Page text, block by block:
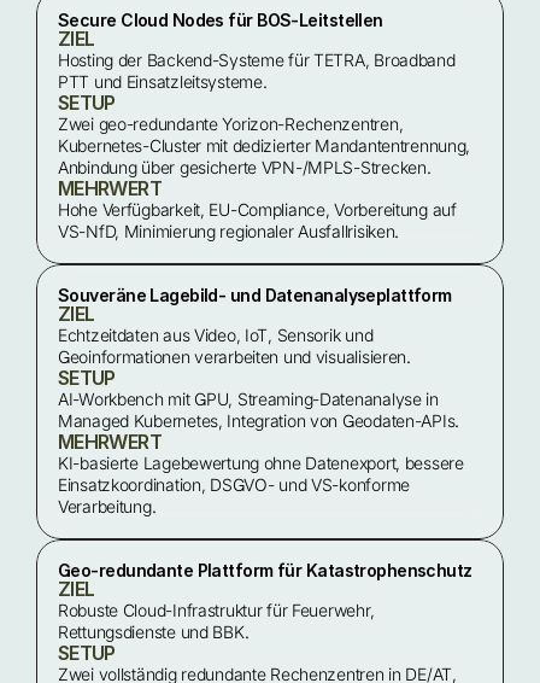
Secure Cloud Nodes für BOS-Leitstellen
ZIEL
SETUP
Hosting der Backend-Systeme für TETRA, Broadband
PTT und Einsatzleitsysteme.
MEHRWERT
Zwei geo-redundante Yorizon-Rechenzentren,
Kubernetes-Cluster mit dedizierter Mandantentrennung,
Anbindung über gesicherte VPN-/MPLS-Strecken.
Hohe Verfügbarkeit, EU-Compliance, Vorbereitung auf
VS-NfD, Minimierung regionaler Ausfallrisiken.
Souveräne Lagebild- und Datenanalyseplattform
ZIEL
SETUP
Echtzeitdaten aus Video, IoT, Sensorik und
Geoinformationen verarbeiten und visualisieren.
MEHRWERT
AI-Workbench mit GPU, Streaming-Datenanalyse in
Managed Kubernetes, Integration von Geodaten-APIs.
KI-basierte Lagebewertung ohne Datenexport, bessere
Einsatzkoordination, DSGVO- und VS-konforme
Verarbeitung.
Geo-redundante Plattform für Katastrophenschutz
ZIEL
SETUP
Robuste Cloud-Infrastruktur für Feuerwehr,
Rettungsdienste und BBK.
Zwei vollständig redundante Rechenzentren in DE/AT,